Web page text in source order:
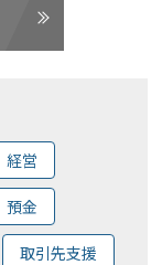
経営
預金
取引先支援